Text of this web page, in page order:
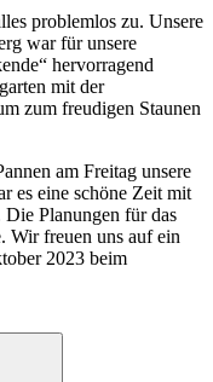
problemlos zu. Unsere
war für unsere
hervorragend
mit der
zum freudigen Staunen
am Freitag unsere
es eine schöne Zeit mit
Planungen für das
Wir freuen uns auf ein
2023 beim